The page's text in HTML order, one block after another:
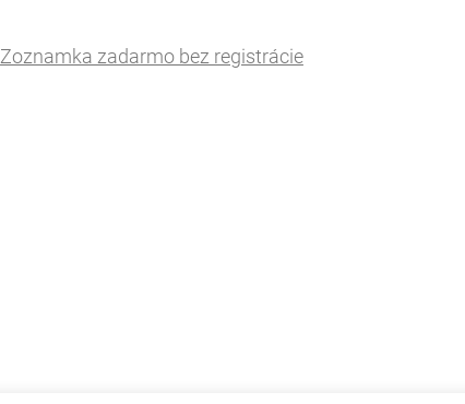
Zoznamka zadarmo bez registrácie